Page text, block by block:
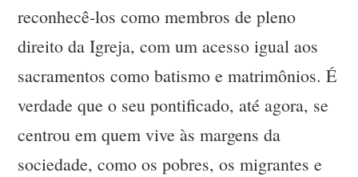
reconhecê-los como membros de pleno
direito da Igreja, com um acesso igual aos
sacramentos como batismo e matrimônios. É
verdade que o seu pontificado, até agora, se
centrou em quem vive às margens da
sociedade, como os pobres, os migrantes e